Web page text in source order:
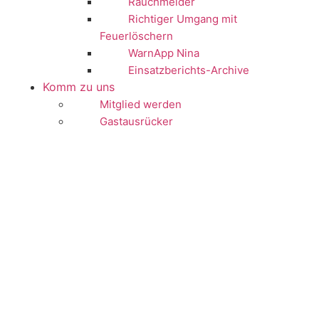
Richtiger Umgang mit
Feuerlöschern
WarnApp Nina
Einsatzberichts-Archive
Komm zu uns
Mitglied werden
Gastausrücker